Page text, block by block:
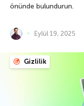
önünde bulundurun.
Eylül 19, 2025
Gizlilik